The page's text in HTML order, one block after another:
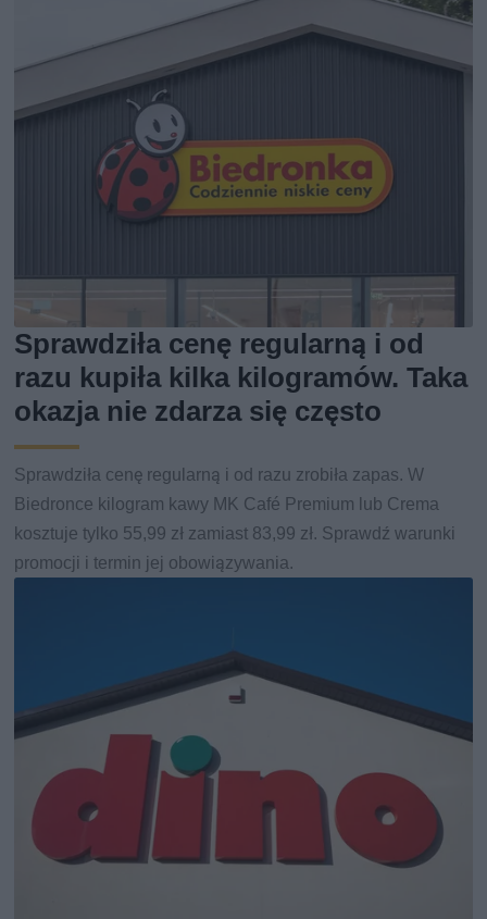
Sprawdziła cenę regularną i od
razu kupiła kilka kilogramów. Taka
okazja nie zdarza się często
Sprawdziła cenę regularną i od razu zrobiła zapas. W
Biedronce kilogram kawy MK Café Premium lub Crema
kosztuje tylko 55,99 zł zamiast 83,99 zł. Sprawdź warunki
promocji i termin jej obowiązywania.